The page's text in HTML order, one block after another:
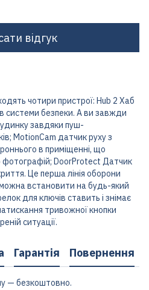
відгук
чотири пристрої: Hub 2 Хаб
системи безпеки. А ви завжди
завдяки пуш-
MotionCam датчик руху з
в приміщенні, що
фотографій; DoorProtect Датчик
Це перша лінія оборони
встановити на будь-який
для ключів ставить і знімає
тривожної кнопки
ситуації.
Гарантія Повернення
— безкоштовно.